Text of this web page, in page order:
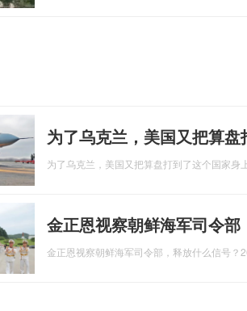
为了乌克兰，美国又把算
为了乌克兰，美国又把算盘打到了这个国家
金正恩视察朝鲜海军司令
金正恩视察朝鲜海军司令部，释放什么信号？